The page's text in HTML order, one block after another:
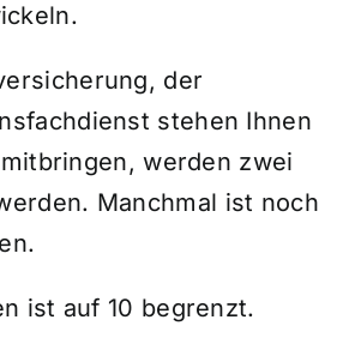
der
stehen Ihnen
werden zwei
Manchmal ist noch
ist auf 10 begrenzt.